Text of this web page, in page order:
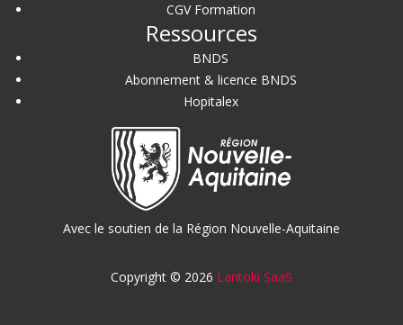
CGV Formation
Ressources
BNDS
Abonnement & licence BNDS
Hopitalex
Avec le soutien de la Région Nouvelle-Aquitaine
Copyright © 2026 Lantoki SaaS